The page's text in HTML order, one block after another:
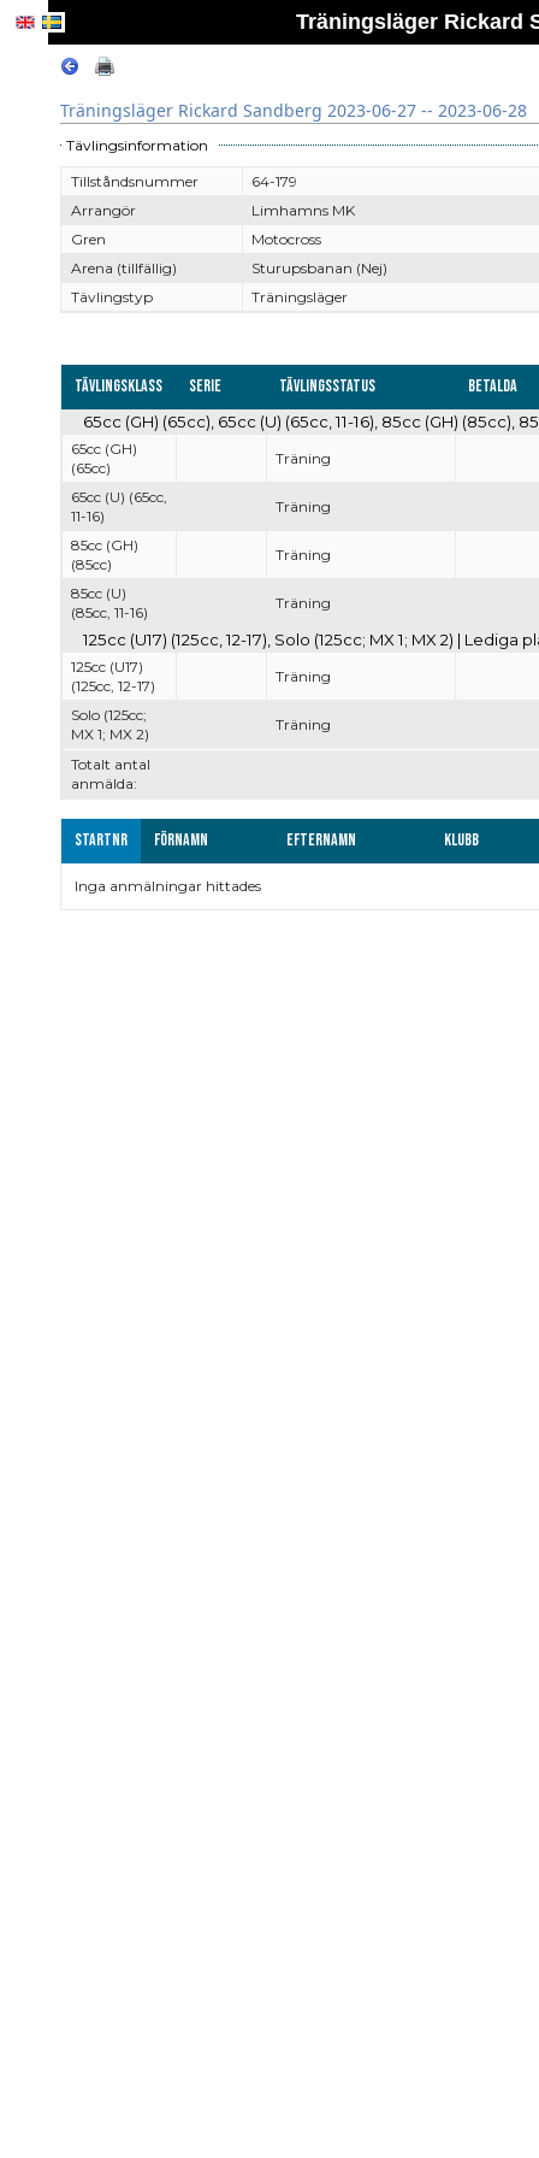
Träningsläger Rickard
Träningsläger Rickard Sandberg 2023-06-27 -- 2023-06-28
Tävlingsinformation
Tillståndsnummer
64-179
Arrangör
Limhamns MK
Gren
Motocross
Arena (tillfällig)
Sturupsbanan (Nej)
Tävlingstyp
Träningsläger
Tävlingsklass Serie Tävlingsstatus Betalda
Totalt antal
anmälda:
65cc (GH) (65cc), 65cc (U) (65cc, 11-16), 85cc (GH) (85cc),
65cc (GH)
(65cc)
Träning
65cc (U) (65cc,
11-16)
Träning
85cc (GH)
(85cc)
Träning
85cc (U)
(85cc, 11-16)
Träning
125cc (U17) (125cc, 12-17), Solo (125cc; MX 1; MX 2) | Lediga
125cc (U17)
(125cc, 12-17)
Träning
Solo (125cc;
MX 1; MX 2)
Träning
Startnr Förnamn Efternamn Klubb
Inga anmälningar hittades